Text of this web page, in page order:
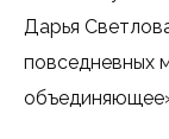
Дарья
повседневных